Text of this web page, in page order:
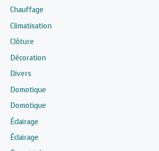
Chauffage
Climatisation
Clôture
Décoration
Divers
Domotique
Domotique
Éclairage
Éclairage